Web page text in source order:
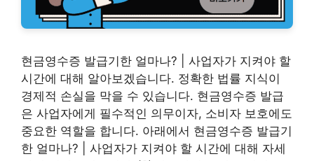
현금영수증 발급기한 얼마나? | 사업자가 지켜야 할
시간에 대해 알아보겠습니다. 정확한 법률 지식이
경제적 손실을 막을 수 있습니다. 현금영수증 발급
은 사업자에게 필수적인 의무이자, 소비자 보호에도
중요한 역할을 합니다. 아래에서 현금영수증 발급기
한 얼마나? | 사업자가 지켜야 할 시간에 대해 자세